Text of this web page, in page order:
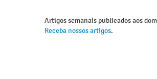
Artigos semanais publicados aos
Receba nossos artigos.